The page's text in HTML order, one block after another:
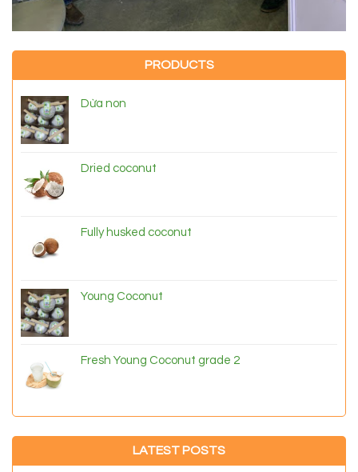
PRODUCTS
Dừa non
Dried coconut
Fully husked coconut
Young Coconut
Fresh Young Coconut grade 2
LATEST POSTS